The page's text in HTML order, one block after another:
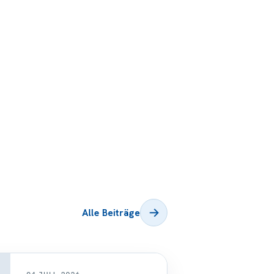
Alle Beiträge →